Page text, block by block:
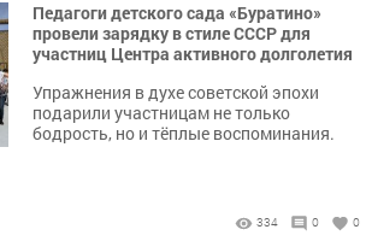
Педагоги детского сада «Буратино»
провели зарядку в стиле СССР для
участниц Центра активного долголетия
Упражнения в духе советской эпохи
подарили участницам не только
бодрость, но и тёплые воспоминания.
334 0 0